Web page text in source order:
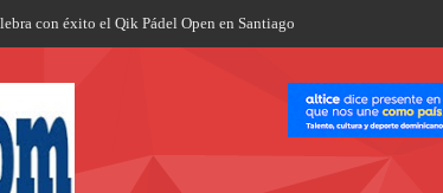
con éxito el Qik Pádel Open en Santiago